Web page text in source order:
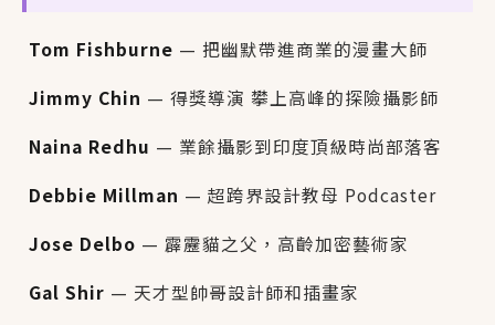
Tom Fishburne — 把幽默帶進商業的漫畫大師
Jimmy Chin — 得獎導演 攀上高峰的探險攝影師
Naina Redhu — 業餘攝影到印度頂級時尚部落客
Debbie Millman — 超跨界設計教母 Podcaster
Jose Delbo — 霹靂貓之父，高齡加密藝術家
Gal Shir — 天才型帥哥設計師和插畫家